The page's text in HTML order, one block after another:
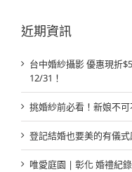
近期資訊
台中婚紗攝影 優惠現折
12/31！
挑婚紗前必看！新娘不
登記結婚也要美的有儀
唯愛庭園 | 彰化 婚禮紀